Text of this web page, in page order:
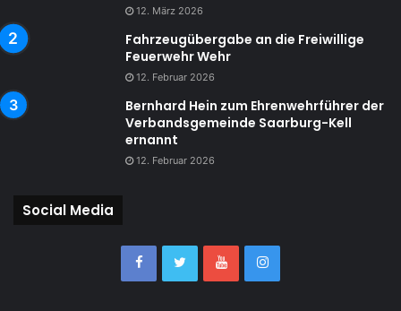
12. März 2026
Fahrzeugübergabe an die Freiwillige
Feuerwehr Wehr
12. Februar 2026
Bernhard Hein zum Ehrenwehrführer der
Verbandsgemeinde Saarburg-Kell
ernannt
12. Februar 2026
Social Media